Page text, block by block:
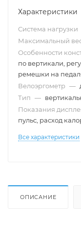
Характеристики
Система нагрузки
Максимальный
Особенности
по вертикали,
ремешки на
Велоэргометр —
Тип —
Показания
пульс, расход
Все характеристики
ОПИСАНИЕ